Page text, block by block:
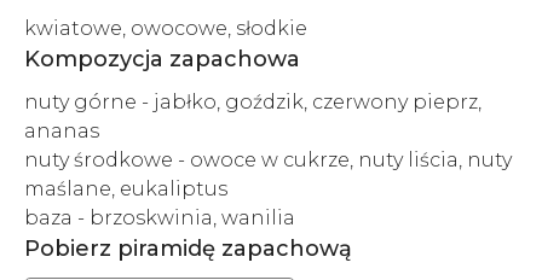
kwiatowe, owocowe, słodkie
Kompozycja zapachowa
nuty górne - jabłko, goździk, czerwony pieprz,
ananas
nuty środkowe - owoce w cukrze, nuty liścia, nuty
maślane, eukaliptus
baza - brzoskwinia, wanilia
Pobierz piramidę zapachową